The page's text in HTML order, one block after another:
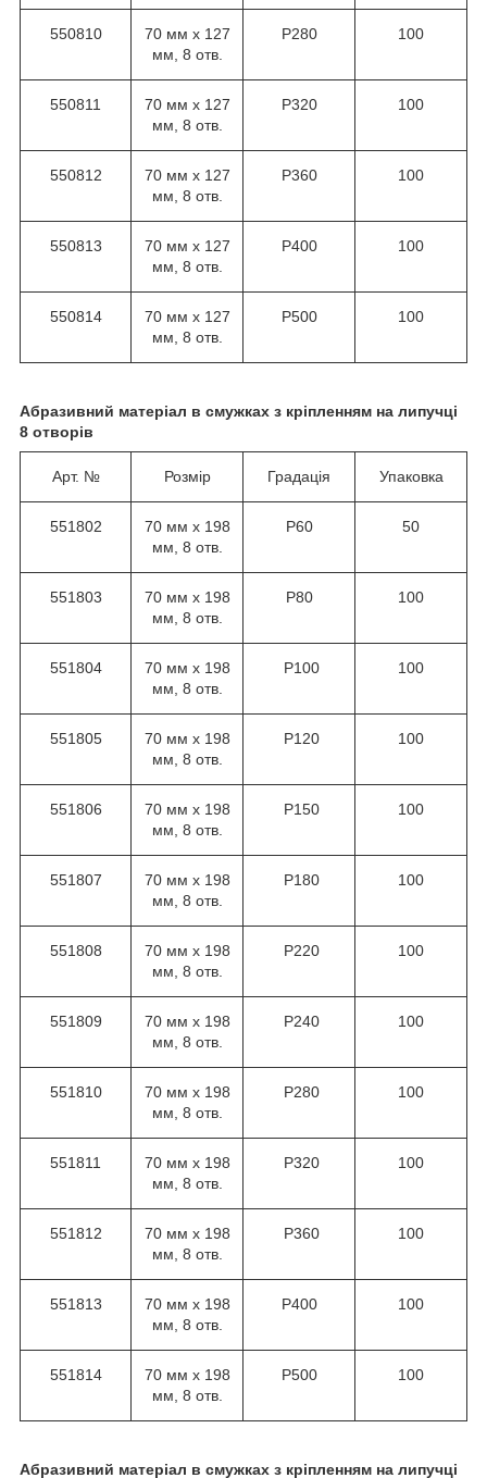
550810
70 мм х 127
мм, 8 отв.
Р280 100
550811
70 мм х 127
мм, 8 отв.
Р320 100
550812
70 мм х 127
мм, 8 отв.
Р360 100
550813
70 мм х 127
мм, 8 отв.
Р400 100
550814
70 мм х 127
мм, 8 отв.
Р500 100
Абразивний матеріал в смужках з кріпленням на липучці
8 отворів
Арт. № Розмір Градація Упаковка
551802
70 мм х 198
мм, 8 отв.
Р60 50
551803
70 мм х 198
мм, 8 отв.
Р80 100
551804
70 мм х 198
мм, 8 отв.
Р100 100
551805
70 мм х 198
мм, 8 отв.
Р120 100
551806
70 мм х 198
мм, 8 отв.
Р150 100
551807
70 мм х 198
мм, 8 отв.
Р180 100
551808
70 мм х 198
мм, 8 отв.
Р220 100
551809
70 мм х 198
мм, 8 отв.
Р240 100
551810
70 мм х 198
мм, 8 отв.
Р280 100
551811
70 мм х 198
мм, 8 отв.
Р320 100
551812
70 мм х 198
мм, 8 отв.
Р360 100
551813
70 мм х 198
мм, 8 отв.
Р400 100
551814
70 мм х 198
мм, 8 отв.
Р500 100
Абразивний матеріал в смужках з кріпленням на липучці